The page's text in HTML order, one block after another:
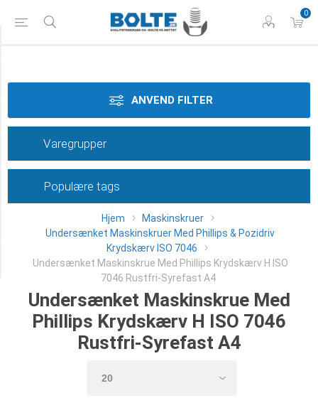
0
Hjem
Maskinskruer
Undersænket Maskinskruer Med Phillips & Pozidriv
Krydskærv ISO 7046
Undersænket Maskinskrue Med Phillips Krydskærv H ISO
7046 Rustfri-Syrefast A4
Undersænket Maskinskrue Med
Phillips Krydskærv H ISO 7046
Rustfri-Syrefast A4
ANVEND FILTER
Dimension
Længde
Category
Varegrupper
Populære tags